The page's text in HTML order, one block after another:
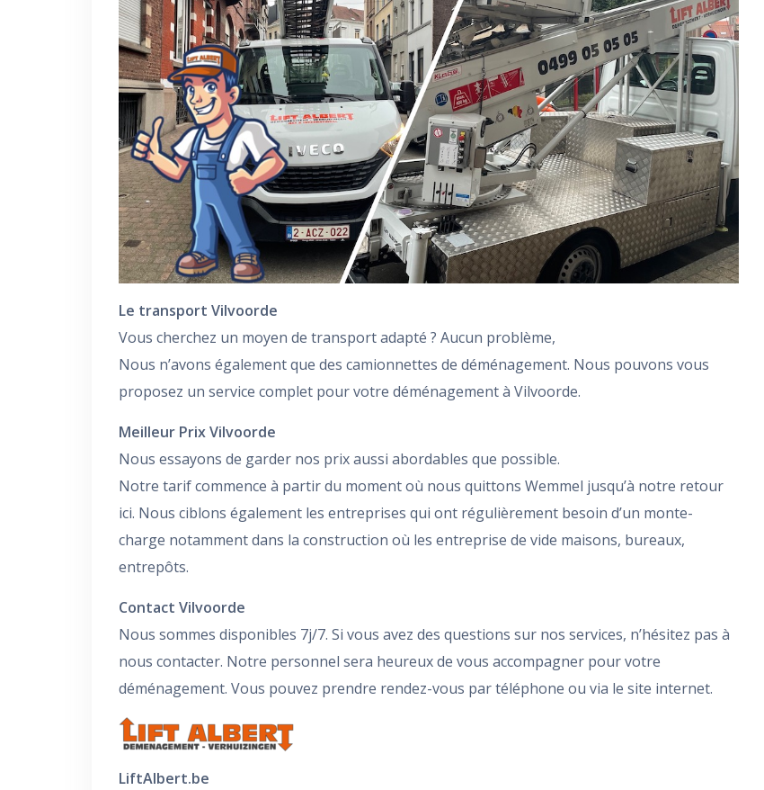
Le transport Vilvoorde
Vous cherchez un moyen de transport adapté ? Aucun problème,
Nous n’avons également que des camionnettes de déménagement. Nous pouvons vous
proposez un service complet pour votre déménagement à Vilvoorde.
Meilleur Prix Vilvoorde
Nous essayons de garder nos prix aussi abordables que possible.
Notre tarif commence à partir du moment où nous quittons Wemmel jusqu’à notre retour
ici. Nous ciblons également les entreprises qui ont régulièrement besoin d’un monte-
charge notamment dans la construction où les entreprise de vide maisons, bureaux,
entrepôts.
Contact Vilvoorde
Nous sommes disponibles 7j/7. Si vous avez des questions sur nos services, n’hésitez pas à
nous contacter. Notre personnel sera heureux de vous accompagner pour votre
déménagement. Vous pouvez prendre rendez-vous par téléphone ou via le site internet.
LiftAlbert.be